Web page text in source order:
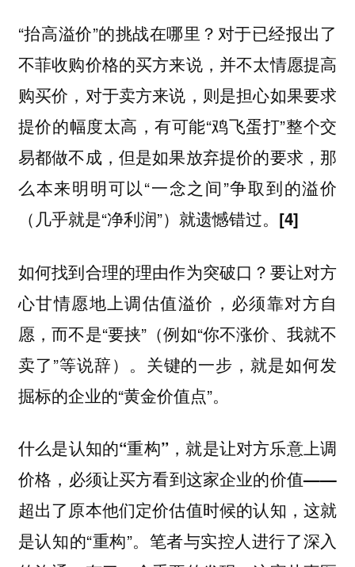
“抬高溢价”的挑战在哪里？对于已经报出了
不菲收购价格的买方来说，并不太情愿提高
购买价，对于卖方来说，则是担心如果要求
提价的幅度太高，有可能“鸡飞蛋打”整个交
易都做不成，但是如果放弃提价的要求，那
么本来明明可以“一念之间”争取到的溢价
（几乎就是“净利润”）就遗憾错过。 [4]
如何找到合理的理由作为突破口？要让对方
心甘情愿地上调估值溢价，必须靠对方自
愿，而不是“要挟”（例如“你不涨价、我就不
卖了”等说辞）。关键的一步，就是如何发
掘标的企业的“黄金价值点”。
什么是认知的“重构”，就是让对方乐意上调
价格，必须让买方看到这家企业的价值——
超出了原本他们定价估值时候的认知 ，这就
是认知的“重构”。笔者与实控人进行了深入